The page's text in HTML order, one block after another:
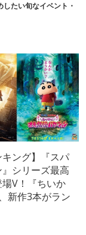
たい旬なイベント・
キング】『スパ
シリーズ最高
V！『ちいか
新作3本がラン